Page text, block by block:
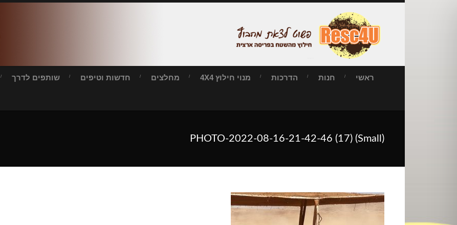
ראשי חנות הדרכות מנוי חילוץ 4X4 מחלצים חדשות וטיפים שותפים לדרך
PHOTO-2022-08-16-21-42-46 (17) (Small)